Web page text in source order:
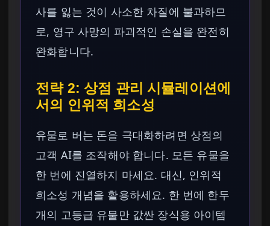
사를 잃는 것이 사소한 차질에 불과하므
로, 영구 사망의 파괴적인 손실을 완전히
완화합니다.
전략 2: 상점 관리 시뮬레이션에
서의 인위적 희소성
유물로 버는 돈을 극대화하려면 상점의
고객 AI를 조작해야 합니다. 모든 유물을
한 번에 진열하지 마세요. 대신, 인위적
희소성 개념을 활용하세요. 한 번에 한두
개의 고등급 유물만 값싼 장식용 아이템